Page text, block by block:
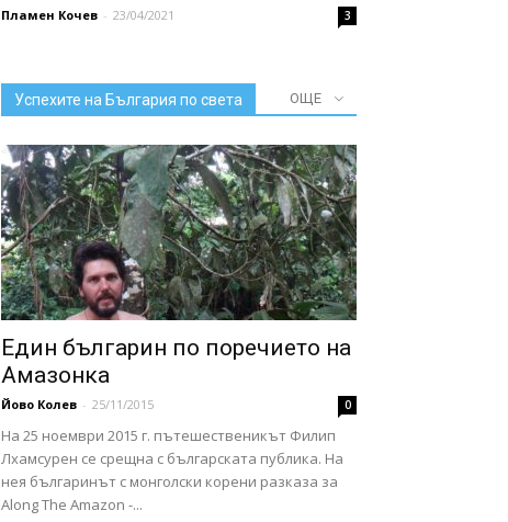
Пламен Кочев - 23/04/2021 3
Успехите на България по света ОЩЕ
Един българин по поречието на
Амазонка
Йово Колев - 25/11/2015 0
На 25 ноември 2015 г. пътешественикът Филип
Лхамсурен се срещна с българската публика. На
нея българинът с монголски корени разказа за
Along The Amazon -...